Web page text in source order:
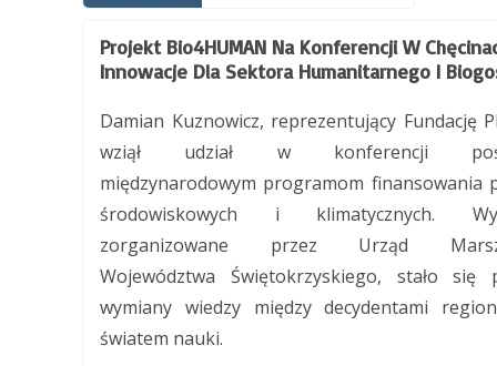
Projekt Bio4HUMAN Na Konferencji W
Innowacje Dla Sektora Humanitarnego I
Damian Kuznowicz, reprezentujący Fundację
wziął udział w konferencji
międzynarodowym programom finansowania
środowiskowych i klimatycznych.
zorganizowane przez Urząd
Województwa Świętokrzyskiego, stało się
wymiany wiedzy między decydentami
światem nauki.